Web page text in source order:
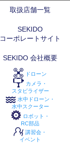
取扱店舗一覧
SEKIDO
コーポレートサイト
SEKIDO 会社概要
ドローン
カメラ・
スタビライザー
水中ドローン・
水中スクーター
ロボット・
RC部品
講習会・
イベント